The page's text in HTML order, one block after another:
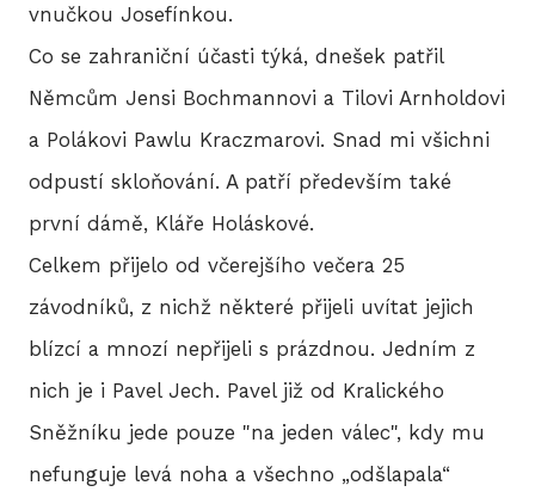
vnučkou Josefínkou.
Co se zahraniční účasti týká, dnešek patřil
Němcům Jensi Bochmannovi a Tilovi Arnholdovi
a Polákovi Pawlu Kraczmarovi. Snad mi všichni
odpustí skloňování. A patří především také
první dámě, Kláře Holáskové.
Celkem přijelo od včerejšího večera 25
závodníků, z nichž některé přijeli uvítat jejich
blízcí a mnozí nepřijeli s prázdnou. Jedním z
nich je i Pavel Jech. Pavel již od Kralického
Sněžníku jede pouze "na jeden válec", kdy mu
nefunguje levá noha a všechno „odšlapala“